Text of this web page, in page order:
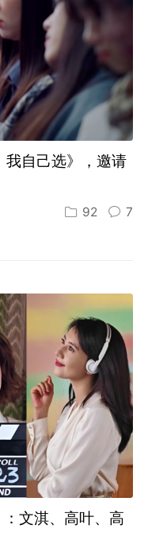
我自己选》，邀请
92 7
文淇、高叶、高